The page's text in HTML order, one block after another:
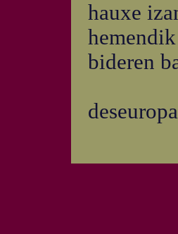
hauxe
bideren